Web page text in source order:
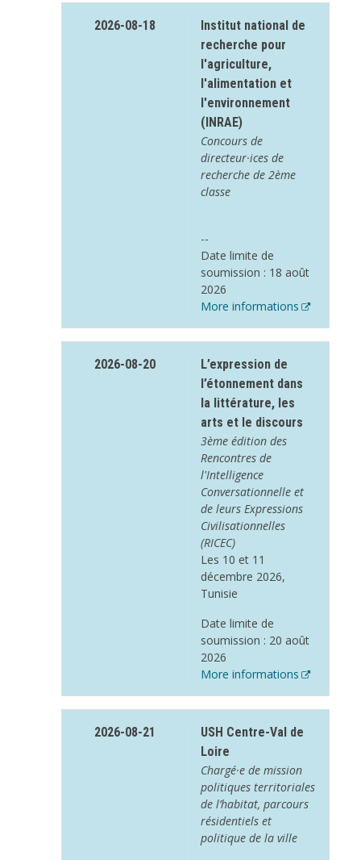
2026-08-18
Institut national de
recherche pour
l'agriculture,
l'alimentation et
l'environnement
(INRAE)
Concours de
directeur·ices de
recherche de 2ème
classe
--
Date limite de
soumission : 18 août
2026
More informations
2026-08-20
L’expression de
l’étonnement dans
la littérature, les
arts et le discours
3ème édition des
Rencontres de
l'Intelligence
Conversationnelle et
de leurs Expressions
Civilisationnelles
(RICEC)
Les 10 et 11
décembre 2026,
Tunisie
Date limite de
soumission : 20 août
2026
More informations
2026-08-21
USH Centre-Val de
Loire
Chargé·e de mission
politiques territoriales
de l’habitat, parcours
résidentiels et
politique de la ville